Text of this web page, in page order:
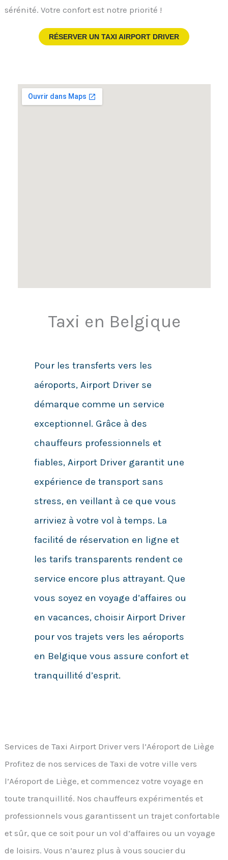
sérénité. Votre confort est notre priorité !
RÉSERVER UN TAXI AIRPORT DRIVER
Taxi en Belgique
Pour les transferts vers les
aéroports, Airport Driver se
démarque comme un service
exceptionnel. Grâce à des
chauffeurs professionnels et
fiables, Airport Driver garantit une
expérience de transport sans
stress, en veillant à ce que vous
arriviez à votre vol à temps. La
facilité de réservation en ligne et
les tarifs transparents rendent ce
service encore plus attrayant. Que
vous soyez en voyage d’affaires ou
en vacances, choisir Airport Driver
pour vos trajets vers les aéroports
en Belgique vous assure confort et
tranquillité d’esprit.
Services de Taxi Airport Driver vers l’Aéroport de Liège
Profitez de nos services de Taxi de votre ville vers
l’Aéroport de Liège, et commencez votre voyage en
toute tranquillité. Nos chauffeurs expérimentés et
professionnels vous garantissent un trajet confortable
et sûr, que ce soit pour un vol d’affaires ou un voyage
de loisirs. Vous n’aurez plus à vous soucier du